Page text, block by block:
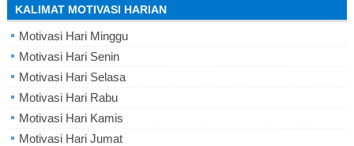
KALIMAT MOTIVASI HARIAN
Motivasi Hari Minggu
Motivasi Hari Senin
Motivasi Hari Selasa
Motivasi Hari Rabu
Motivasi Hari Kamis
Motivasi Hari Jumat